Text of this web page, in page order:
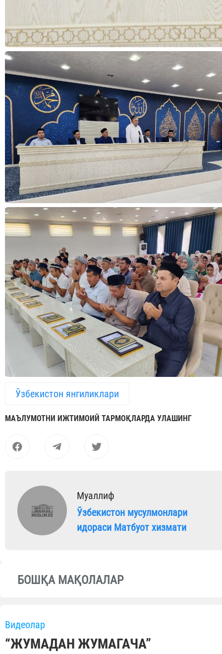
Ўзбекистон янгиликлари
МАЪЛУМОТНИ ИЖТИМОИЙ ТАРМОҚЛАРДА УЛАШИНГ
Муаллиф
Ўзбекистон мусулмонлари
идораси Матбуот хизмати
БОШҚА МАҚОЛАЛАР
Видеолар
“ЖУМАДАН ЖУМАГАЧА”